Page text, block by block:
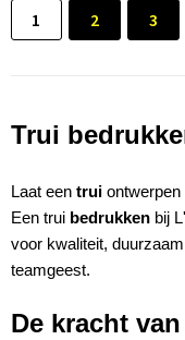
1 2 3
Trui
Laat een truiontwerpen
Een trui bedrukkenbij
voor kwaliteit,
teamgeest.
De kracht